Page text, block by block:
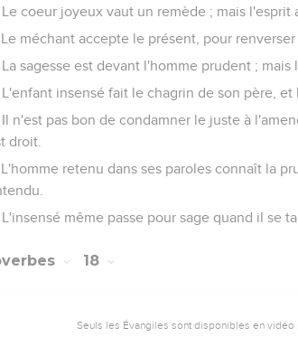
Le coeur joyeux vaut un remède ; mais l'esprit
Le méchant accepte le présent, pour
La sagesse est devant l'homme prudent ;
L'enfant insensé fait le chagrin de son père,
Il n'est pas bon de condamner le juste à
droit.
L'homme retenu dans ses paroles connaît la
L'insensé même passe pour sage quand il se
18
Seuls les Évangiles sont disponibles en vidéo